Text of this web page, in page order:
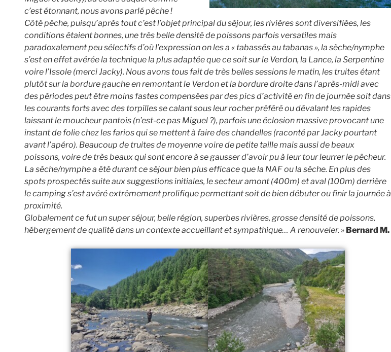
c’est étonnant, nous avons parlé pêche !
Côté pêche, puisqu’après tout c’est l’objet principal du séjour, les rivières sont diversifiées, les
conditions étaient bonnes, une très belle densité de poissons parfois versatiles mais
paradoxalement peu sélectifs d’où l’expression on les a « tabassés au tabanas », la sèche/nymphe
s’est en effet avérée la technique la plus adaptée que ce soit sur le Verdon, la Lance, la Serpentine
voire l’Issole (merci Jacky). Nous avons tous fait de très belles sessions le matin, les truites étant
plutôt sur la bordure gauche en remontant le Verdon et la bordure droite dans l’après-midi avec
des périodes peut être moins fastes compensées par des pics d’activité en fin de journée soit dans
les courants forts avec des torpilles se calant sous leur rocher préféré ou dévalant les rapides
laissant le moucheur pantois (n’est-ce pas Miguel ?), parfois une éclosion massive provocant une
instant de folie chez les farios qui se mettent à faire des chandelles (raconté par Jacky pourtant
avant l’apéro). Beaucoup de truites de moyenne voire de petite taille mais aussi de beaux
poissons, voire de très beaux qui sont encore à se gausser d’avoir pu à leur tour leurrer le pêcheur.
La sèche/nymphe a été durant ce séjour bien plus efficace que la NAF ou la sèche. En plus des
spots prospectés suite aux suggestions initiales, le secteur amont (400m) et aval (100m) derrière
le camping s’est avéré extrêmement prolifique permettant soit de bien débuter ou finir la journée à
proximité.
Globalement ce fut un super séjour, belle région, superbes rivières, grosse densité de poissons,
hébergement de qualité dans un contexte accueillant et sympathique… A renouveler. » Bernard M.